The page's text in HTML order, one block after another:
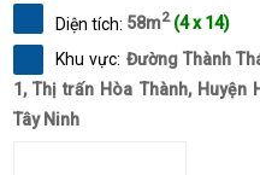
Diện tích: 58m2 (4 x 14)
Khu vực: Đường Thành
1, Thị trấn Hòa Thành, Huyện
Tây Ninh